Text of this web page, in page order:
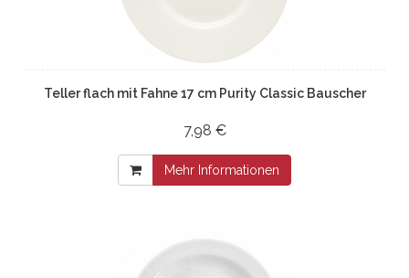
Teller flach mit Fahne 17 cm Purity Classic Bauscher
7,98 €
Mehr Informationen